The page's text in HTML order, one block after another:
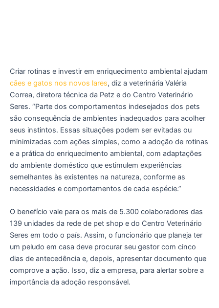
Criar rotinas e investir em enriquecimento ambiental ajudam
cães e gatos nos novos lares, diz a veterinária Valéria
Correa, diretora técnica da Petz e do Centro Veterinário
Seres. “Parte dos comportamentos indesejados dos pets
são consequência de ambientes inadequados para acolher
seus instintos. Essas situações podem ser evitadas ou
minimizadas com ações simples, como a adoção de rotinas
e a prática do enriquecimento ambiental, com adaptações
do ambiente doméstico que estimulem experiências
semelhantes às existentes na natureza, conforme as
necessidades e comportamentos de cada espécie.”
O benefício vale para os mais de 5.300 colaboradores das
139 unidades da rede de pet shop e do Centro Veterinário
Seres em todo o país. Assim, o funcionário que planeja ter
um peludo em casa deve procurar seu gestor com cinco
dias de antecedência e, depois, apresentar documento que
comprove a ação. Isso, diz a empresa, para alertar sobre a
importância da adoção responsável.